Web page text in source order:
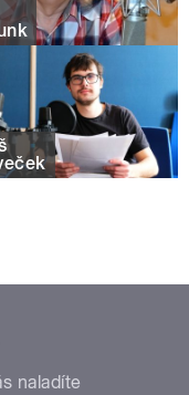
naladíte